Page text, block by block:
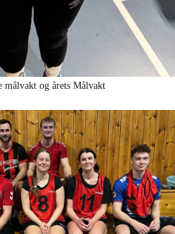
målvakt og årets Målvakt